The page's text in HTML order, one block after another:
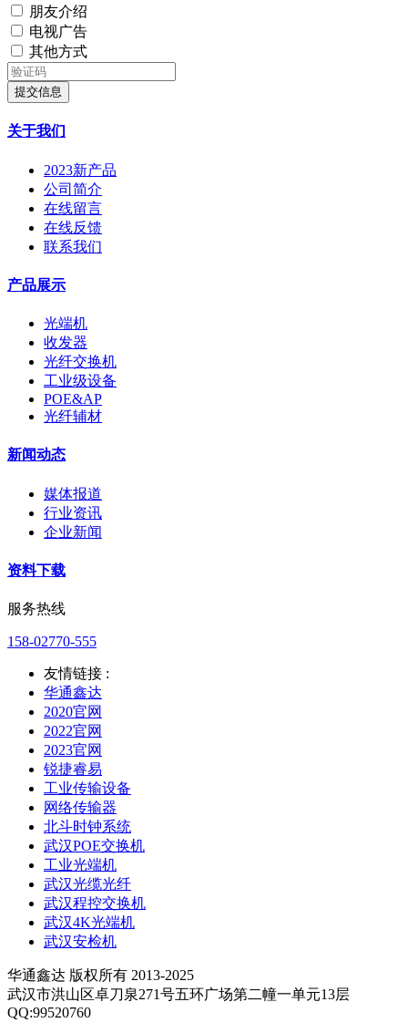
朋友介绍
电视广告
其他方式
提交信息
关于我们
2023新产品
公司简介
在线留言
在线反馈
联系我们
产品展示
光端机
收发器
光纤交换机
工业级设备
POE&AP
光纤辅材
新闻动态
媒体报道
行业资讯
企业新闻
资料下载
服务热线
158-02770-555
友情链接 :
华通鑫达
2020官网
2022官网
2023官网
锐捷睿易
工业传输设备
网络传输器
北斗时钟系统
武汉POE交换机
工业光端机
武汉光缆光纤
武汉程控交换机
武汉4K光端机
武汉安检机
华通鑫达 版权所有 2013-2025
武汉市洪山区卓刀泉271号五环广场第二幢一单元13层
QQ:99520760